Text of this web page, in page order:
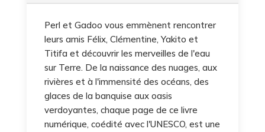
Perl et Gadoo vous emmènent rencontrer
leurs amis Félix, Clémentine, Yakito et
Titifa et découvrir les merveilles de l'eau
sur Terre. De la naissance des nuages, aux
rivières et à l'immensité des océans, des
glaces de la banquise aux oasis
verdoyantes, chaque page de ce livre
numérique, coédité avec l'UNESCO, est une